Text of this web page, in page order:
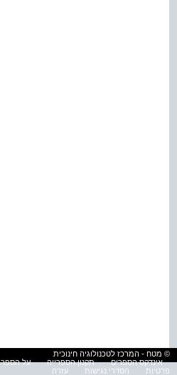
© מטח - המרכז לטכנולוגיה חינוכית
אינדקס הספרים
תקנון הספרייה על
פרטיות
הסדרי נגישות עזרה